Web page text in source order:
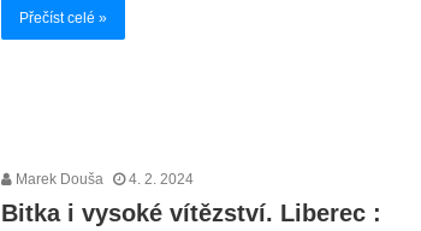
Přečíst celé »
Marek Douša 4. 2. 2024
Bitka i vysoké vítězství. Liberec :